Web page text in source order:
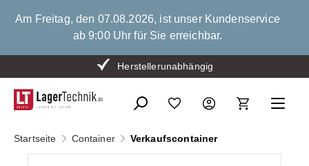
springen
Am Freitag, den 07.08.2026, ist unser Kundenservice
ab 9:00 Uhr für Sie erreichbar.
Bis zu 15 % Mengenrabatt
Herstellerunabhängig
Startseite Container Verkaufscontainer